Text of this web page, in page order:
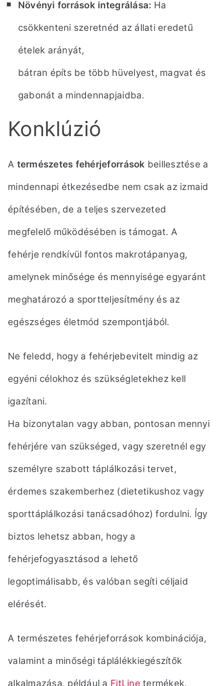
Növényi források integrálása: Ha
csökkenteni szeretnéd az állati eredetű
ételek arányát,
bátran építs be több hüvelyest, magvat és
gabonát a mindennapjaidba.
Konklúzió
A természetes fehérjeforrások beillesztése a
mindennapi étkezésedbe nem csak az izmaid
építésében, de a teljes szervezeted
megfelelő működésében is támogat. A
fehérje rendkívül fontos makrotápanyag,
amelynek minősége és mennyisége egyaránt
meghatározó a sportteljesítmény és az
egészséges életmód szempontjából.
Ne feledd, hogy a fehérjebevitelt mindig az
egyéni célokhoz és szükségletekhez kell
igazítani.
Ha bizonytalan vagy abban, pontosan mennyi
fehérjére van szükséged, vagy szeretnél egy
személyre szabott táplálkozási tervet,
érdemes szakemberhez (dietetikushoz vagy
sporttáplálkozási tanácsadóhoz) fordulni. Így
biztos lehetsz abban, hogy a
fehérjefogyasztásod a lehető
legoptimálisabb, és valóban segíti céljaid
elérését.
A természetes fehérjeforrások kombinációja,
valamint a minőségi táplálékkiegészítők
alkalmazása, például a FitLine termékek,